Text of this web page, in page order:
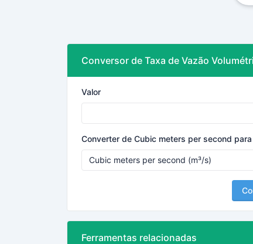
Conversor de Taxa de Vazão
Valor
Converter de Cubic meters per second
Ferramentas relacionadas